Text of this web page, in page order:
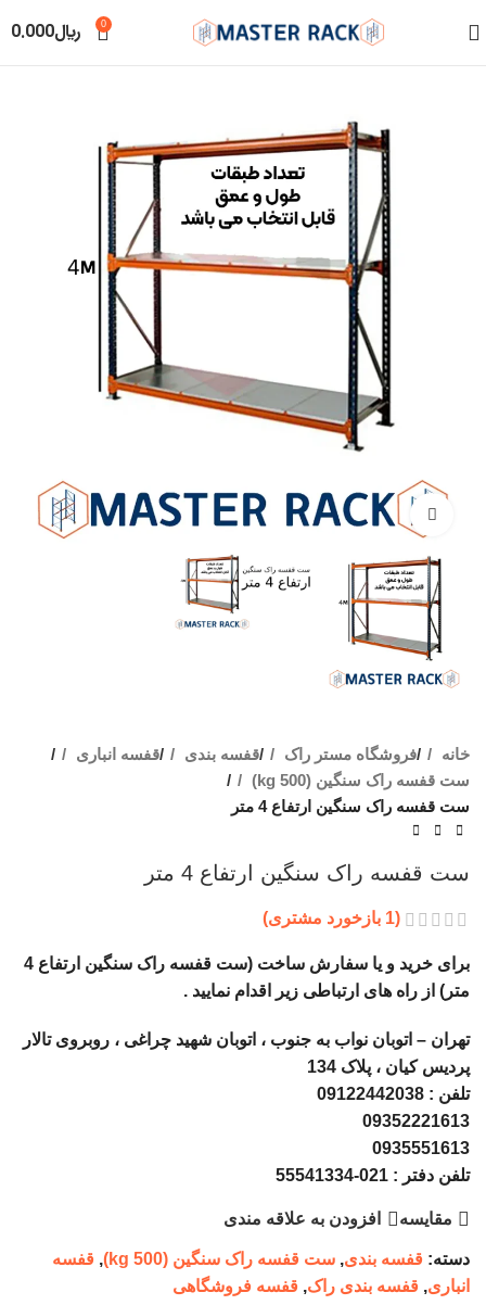
0 ﷼0.000
برای بزرگنمایی کلیک کنید
خانه فروشگاه مستر راک قفسه بندی
قفسه انباری
ست قفسه راک سنگین (500 kg)
ست قفسه راک سنگین ارتفاع 4 متر
ست قفسه راک سنگین ارتفاع 4 متر
(
1 بازخورد مشتری)
برای خرید و یا سفارش ساخت (ست قفسه راک سنگین ارتفاع 4
متر) از راه های ارتباطی زیر اقدام نمایید .
تهران – اتوبان نواب به جنوب ، اتوبان شهید چراغی ، روبروی تالار
پردیس کیان ، پلاک 134
تلفن : 09122442038
09352221613
0935551613
تلفن دفتر : 021-55541334
مقايسه افزودن به علاقه مندی
دسته: قفسه بندی, ست قفسه راک سنگین (500 kg) , قفسه
انباری, قفسه بندی راک, قفسه فروشگاهی